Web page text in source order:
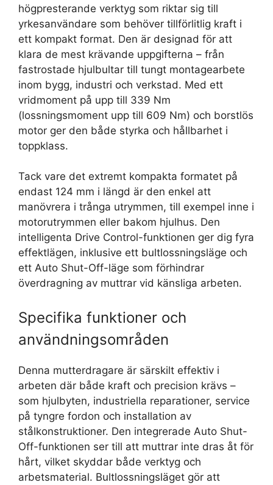
högpresterande verktyg som riktar sig till
yrkesanvändare som behöver tillförlitlig kraft i
ett kompakt format. Den är designad för att
klara de mest krävande uppgifterna – från
fastrostade hjulbultar till tungt montagearbete
inom bygg, industri och verkstad. Med ett
vridmoment på upp till 339 Nm
(lossningsmoment upp till 609 Nm) och borstlös
motor ger den både styrka och hållbarhet i
toppklass.
Tack vare det extremt kompakta formatet på
endast 124 mm i längd är den enkel att
manövrera i trånga utrymmen, till exempel inne i
motorutrymmen eller bakom hjulhus. Den
intelligenta Drive Control-funktionen ger dig fyra
effektlägen, inklusive ett bultlossningsläge och
ett Auto Shut-Off-läge som förhindrar
överdragning av muttrar vid känsliga arbeten.
Specifika funktioner och
användningsområden
Denna mutterdragare är särskilt effektiv i
arbeten där både kraft och precision krävs –
som hjulbyten, industriella reparationer, service
på tyngre fordon och installation av
stålkonstruktioner. Den integrerade Auto Shut-
Off-funktionen ser till att muttrar inte dras åt för
hårt, vilket skyddar både verktyg och
arbetsmaterial. Bultlossningsläget gör att